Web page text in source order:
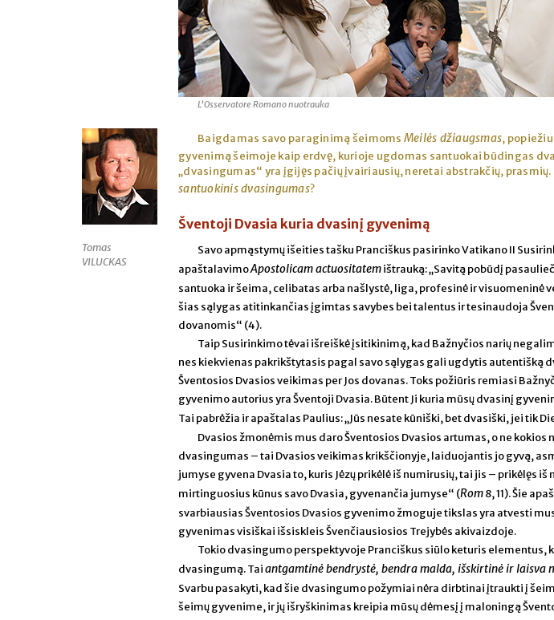
L’Osservatore Romano nuotrauka
Tomas
VILUCKAS
Baigdamas savo paraginimą šeimoms Meilės džiaugsmas,
gyvenimą šeimoje kaip erdvę, kurioje ugdomas santuokai būdingas
„dvasingumas“ yra įgijęs pačių įvairiausių, neretai abstrakčių,
santuokinis dvasingumas?
Šventoji Dvasia kuria dvasinį gyvenimą
Savo apmąstymų išeities tašku Pranciškus pasirinko Vatikano II
apaštalavimoApostolicam actuositatemištrauką: „Savitą pobūdį
santuoka ir šeima, celibatas arba našlystė, liga, profesinė ir visuomeninė
šias sąlygas atitinkančias įgimtas savybes bei talentus ir tesinaudoja
dovanomis“ (4).
Taip Susirinkimo tėvai išreiškė įsitikinimą, kad Bažnyčios narių
nes kiekvienas pakrikštytasis pagal savo sąlygas gali ugdytis autentišką
Šventosios Dvasios veikimas per Jos dovanas. Toks požiūris remiasi
gyvenimo autorius yra Šventoji Dvasia. Būtent Ji kuria mūsų dvasinį
Tai pabrėžia ir apaštalas Paulius: „Jūs nesate kūniški, bet dvasiški, jei tik
Dvasios žmonėmis mus daro Šventosios Dvasios artumas, o ne kokios
dvasingumas – tai Dvasios veikimas krikščionyje, laiduojantis jo gyvą,
jumyse gyvena Dvasia to, kuris Jėzų prikėlė iš numirusių, tai jis – prikėlęs
mirtinguosius kūnus savo Dvasia, gyvenančia jumyse“ (Rom8, 11). Šie
svarbiausias Šventosios Dvasios gyvenimo žmoguje tikslas yra atvesti
gyvenimas visiškai išsiskleis Švenčiausiosios Trejybės akivaizdoje.
Tokio dvasingumo perspektyvoje Pranciškus siūlo keturis elementus,
dvasingumą. Taiantgamtinė bendrystė, bendra malda, išskirtinė ir laisva
Svarbu pasakyti, kad šie dvasingumo požymiai nėra dirbtinai įtraukti į
šeimų gyvenime, ir jų išryškinimas kreipia mūsų dėmesį į maloningą